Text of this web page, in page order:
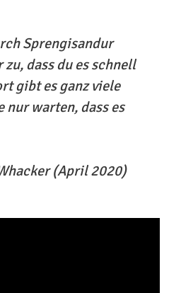
Sprengisandur
zu, dass du es schnell
gibt es ganz viele
nur warten, dass es
(April 2020)